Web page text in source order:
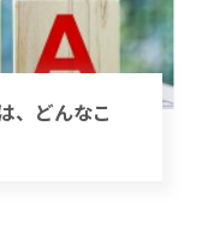
、どんなこ